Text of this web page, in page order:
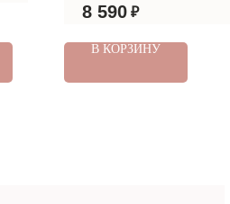
8 590 ₽
В КОРЗИНУ
Наши